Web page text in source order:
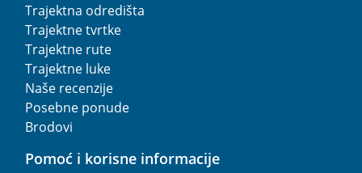
Trajektna odredišta
Trajektne tvrtke
Trajektne rute
Trajektne luke
Naše recenzije
Posebne ponude
Brodovi
Pomoć i korisne informacije